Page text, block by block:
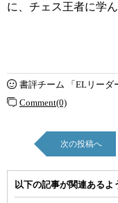
に、チェス王者に学
書評チーム 「ELリーダ
Comment(0)
次の投稿へ
以下の記事が関連あるよ